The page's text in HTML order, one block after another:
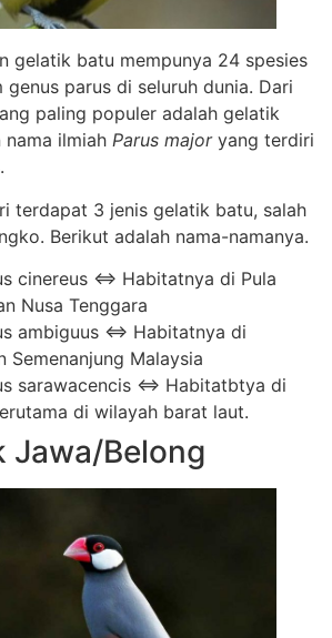
gelatik batu mempunya 24 spesies
genus parus di seluruh dunia. Dari
paling populer adalah gelatik
ilmiah Parus majoryang terdiri
terdapat 3 jenis gelatik batu, salah
Berikut adalah nama-namanya.
cinereus ⇔ Habitatnya di Pula
Nusa Tenggara
ambiguus ⇔ Habitatnya di
Semenanjung Malaysia
sarawacencis ⇔ Habitatbtya di
di wilayah barat laut.
Jawa/Belong